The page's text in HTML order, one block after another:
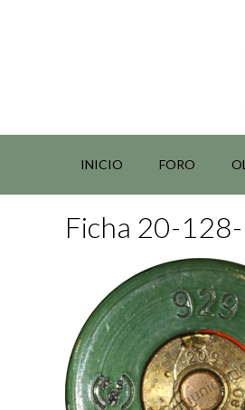
INICIO FORO
Ficha 20-